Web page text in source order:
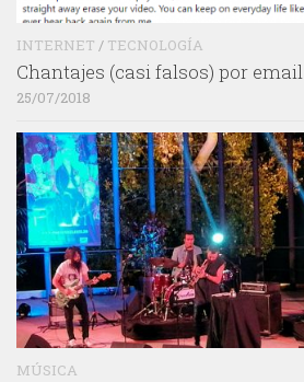
INTERNET / TECNOLOGÍA
Chantajes (casi falsos) por email
25/07/2018
MÚSICA